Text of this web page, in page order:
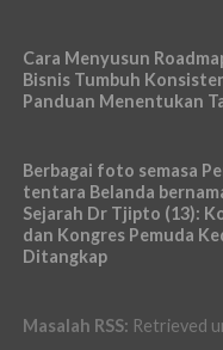
Cara Menyusun
Bisnis Tumbuh
Panduan Menentukan
Berbagai foto semasa
tentara Belanda
Sejarah Dr Tjipto (13):
dan Kongres Pemuda
Ditangkap
Masalah RSS: Retrieved